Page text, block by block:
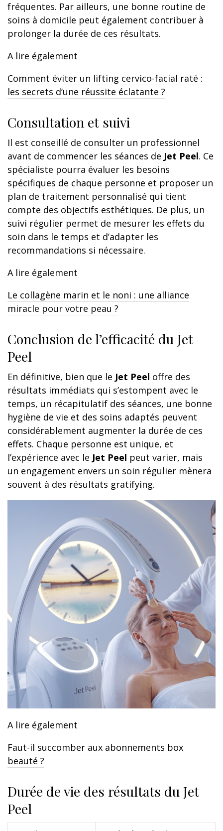
fréquentes. Par ailleurs, une bonne routine de
soins à domicile peut également contribuer à
prolonger la durée de ces résultats.
A lire également
Comment éviter un lifting cervico-facial raté :
les secrets d’une réussite éclatante ?
Consultation et suivi
Il est conseillé de consulter un professionnel
avant de commencer les séances de Jet Peel. Ce
spécialiste pourra évaluer les besoins
spécifiques de chaque personne et proposer un
plan de traitement personnalisé qui tient
compte des objectifs esthétiques. De plus, un
suivi régulier permet de mesurer les effets du
soin dans le temps et d’adapter les
recommandations si nécessaire.
A lire également
Le collagène marin et le noni : une alliance
miracle pour votre peau ?
Conclusion de l’efficacité du Jet
Peel
En définitive, bien que le Jet Peel offre des
résultats immédiats qui s’estompent avec le
temps, un récapitulatif des séances, une bonne
hygiène de vie et des soins adaptés peuvent
considérablement augmenter la durée de ces
effets. Chaque personne est unique, et
l’expérience avec le Jet Peel peut varier, mais
un engagement envers un soin régulier mènera
souvent à des résultats gratifying.
A lire également
Faut-il succomber aux abonnements box
beauté ?
Durée de vie des résultats du Jet
Peel